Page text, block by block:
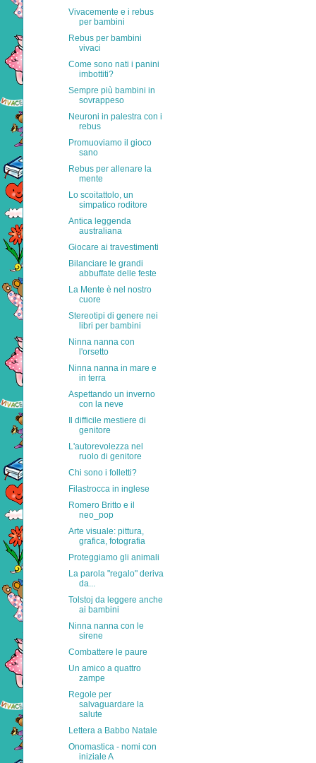
Vivacemente e i rebus
per bambini
Rebus per bambini
vivaci
Come sono nati i panini
imbottiti?
Sempre più bambini in
sovrappeso
Neuroni in palestra con i
rebus
Promuoviamo il gioco
sano
Rebus per allenare la
mente
Lo scoitattolo, un
simpatico roditore
Antica leggenda
australiana
Giocare ai travestimenti
Bilanciare le grandi
abbuffate delle feste
La Mente è nel nostro
cuore
Stereotipi di genere nei
libri per bambini
Ninna nanna con
l'orsetto
Ninna nanna in mare e
in terra
Aspettando un inverno
con la neve
Il difficile mestiere di
genitore
L'autorevolezza nel
ruolo di genitore
Chi sono i folletti?
Filastrocca in inglese
Romero Britto e il
neo_pop
Arte visuale: pittura,
grafica, fotografia
Proteggiamo gli animali
La parola "regalo" deriva
da...
Tolstoj da leggere anche
ai bambini
Ninna nanna con le
sirene
Combattere le paure
Un amico a quattro
zampe
Regole per
salvaguardare la
salute
Lettera a Babbo Natale
Onomastica - nomi con
iniziale A